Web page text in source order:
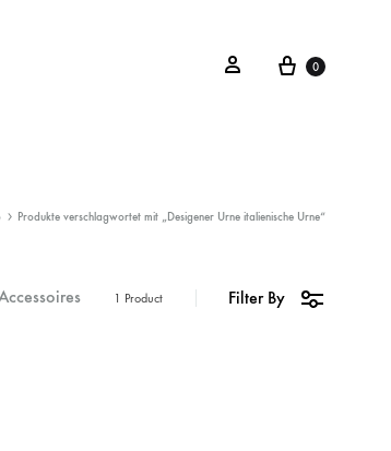
0
Produkte verschlagwortet mit „Desigener Urne italienische Urne“
Filter By
1 Product